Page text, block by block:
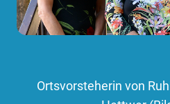
Ortsvorsteherin von